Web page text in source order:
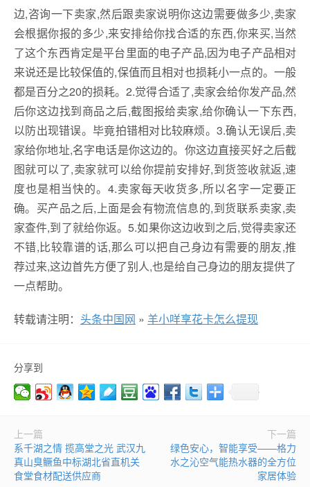
边,咨询一下卖家,然后跟卖家说明你这边需要做多少,卖家
会根据你报的多少,来安排给你找合适的东西,你来买,当然
了这个东西肯定是平台里面的电子产品,因为电子产品相对
来说还是比较保值的,保值而且相对也损耗小一点的。一般
都是百分之20的损耗。2.觉得合适了,卖家会给你发产品,然
后你这边找到商品之后,截图报给卖家,给你确认一下东西,
以防出现错误。毕竟拍错相对比较麻烦。3.确认无误后,卖
家给你地址,名字电话是你这边的。你这边直接买好之后截
图就可以了,卖家就可以给你提前安排好,到货签收就返,速
度也是相当快的。4.卖家每天收货多,所以名字一定要正
确。买产品之后,上面是会有物流信息的,到货联系卖家,卖
家查件,到了就给你返。5.如果你这边收到之后,觉得卖家还
不错,比较靠谱的话,那么可以把自己身边有需要的朋友,推
荐过来,这边首先方便了别人,也是给自己身边的朋友提供了
一点帮助。
转载请注明： 头条中国网 » 羊小咩享花卡怎么提现
分享到
上一篇
系千湖之情 揽高堂之光 武汉九
真山臭鳜鱼中标湖北省直机关
食堂食材配送供应商
下一篇
绿色安心，智能享受——格力
水之沁空气能热水器的全方位
家居体验